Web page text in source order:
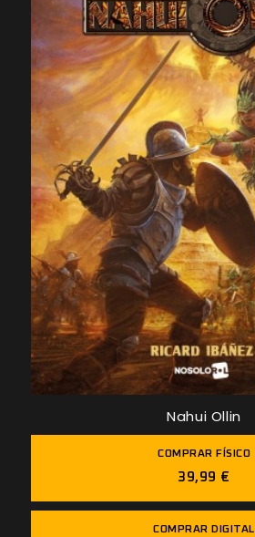
Nahui Ollin
COMPRAR FÍSICO
39,99 €
COMPRAR DIGITAL